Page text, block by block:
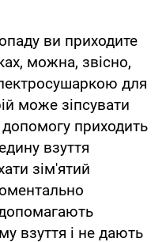
ви приходите
можна, звісно,
для
може зіпсувати
приходить
взуття
зім'ятий
взуття і не дають